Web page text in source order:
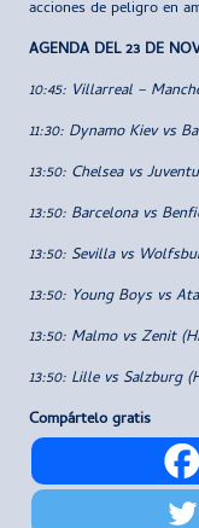
acciones de peligro en
AGENDA DEL 23 DE
10:45: Villarreal –
11:30: Dynamo Kiev vs
13:50: Chelsea vs
13:50: Barcelona vs
13:50: Sevilla vs
13:50: Young Boys vs
13:50: Malmo vs Zenit
13:50: Lille vs Salzburg
Compártelo gratis